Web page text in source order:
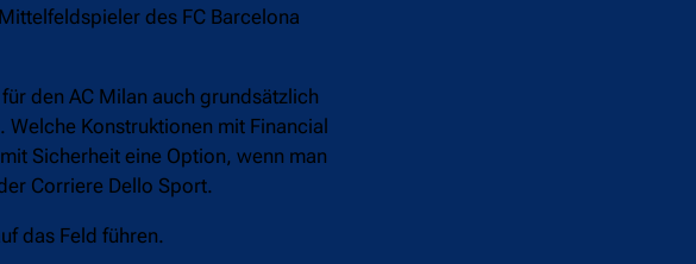
des FC Barcelona
den AC Milan auch grundsätzlich
Konstruktionen mit Financial
Sicherheit eine Option, wenn man
Corriere Dello Sport.
das Feld führen.